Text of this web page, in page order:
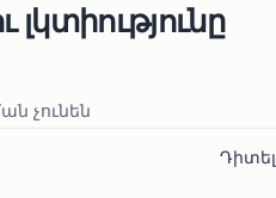
չունեն
Դիտել